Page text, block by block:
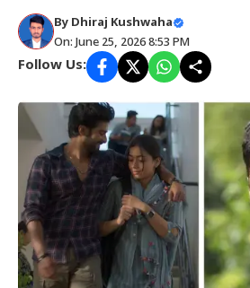
By Dhiraj Kushwaha
On: June 25, 2026 8:53 PM
Follow Us: